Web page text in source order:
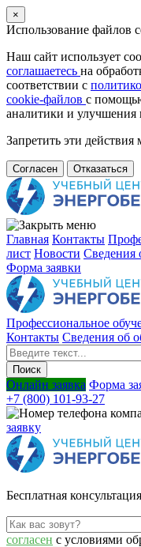
×
Использование файлов
Наш сайт использует
соглашаетесь на
соответствии с
cookie-файлов с
аналитики и улучшения
Запретить эти действия
Согласен Отказаться
Главная Контакты
лист Новости Cведения
Форма заявки
Профессиональное
Контакты Cведения об
Онлайн заявка Форма
+7 (800) 101-93-27
заявку
Бесплатная консультация
согласен с условиями